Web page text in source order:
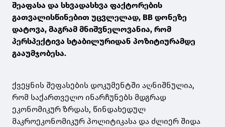
შეაფასა და სხვადასხვა ფაქტორების
გათვალისწინებით უცვლელად, BB დონეზე
დატოვა, მაგრამ მნიშვნელოვანია, რომ
პერსპექტივა სტაბილურიდან პოზიტიურამდე
გააუმჯობესა.
ქვეყნის შეფასების დოკუმენტში აღნიშნულია,
რომ საქართველო ინარჩუნებს მდგრად
ეკონომიკურ ზრდას, წინდახედულ
მაკროეკონომიკურ პოლიტიკასა და ძლიერ შიდა